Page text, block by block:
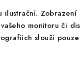
Zobrazení
monitoru či
slouží